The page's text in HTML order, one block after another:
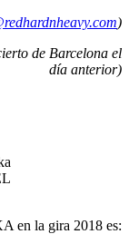
)
de Barcelona el
día anterior)
en la gira 2018 es: